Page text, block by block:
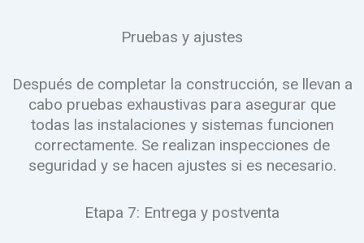
Pruebas y ajustes
Después de completar la construcción, se llevan a
cabo pruebas exhaustivas para asegurar que
todas las instalaciones y sistemas funcionen
correctamente. Se realizan inspecciones de
seguridad y se hacen ajustes si es necesario.
Etapa 7: Entrega y postventa